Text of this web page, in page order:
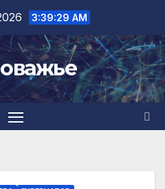
3:39:30 AM